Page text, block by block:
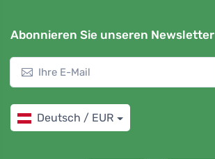
Abonnieren Sie unseren Newsletter
Deutsch / EUR